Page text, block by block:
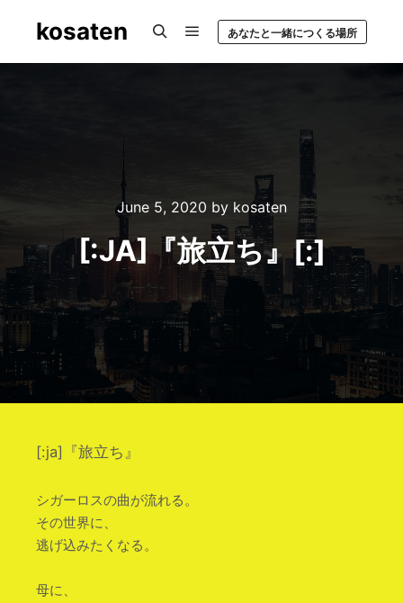
kosaten あなたと一緒につくる場所
June 5, 2020 by kosaten
[:JA]『旅立ち』[:]
[:ja]『旅立ち』
シガーロスの曲が流れる。
その世界に、
逃げ込みたくなる。
母に、